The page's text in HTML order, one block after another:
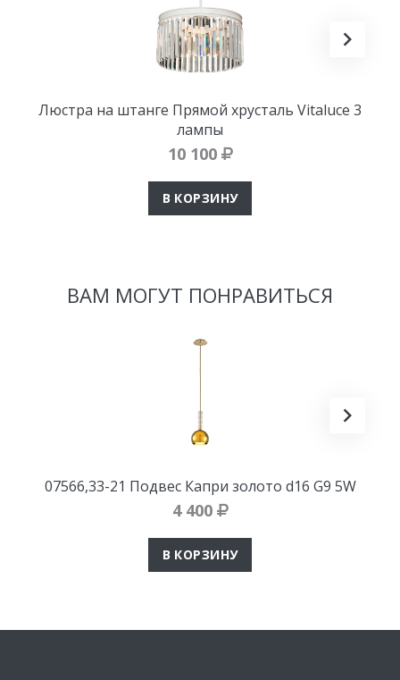
Люстра на штанге Прямой хрусталь Vitaluce 3
лампы
10 100
В КОРЗИНУ
ВАМ МОГУТ ПОНРАВИТЬСЯ
07566,33-21 Подвес Капри золото d16 G9 5W
4 400
В КОРЗИНУ